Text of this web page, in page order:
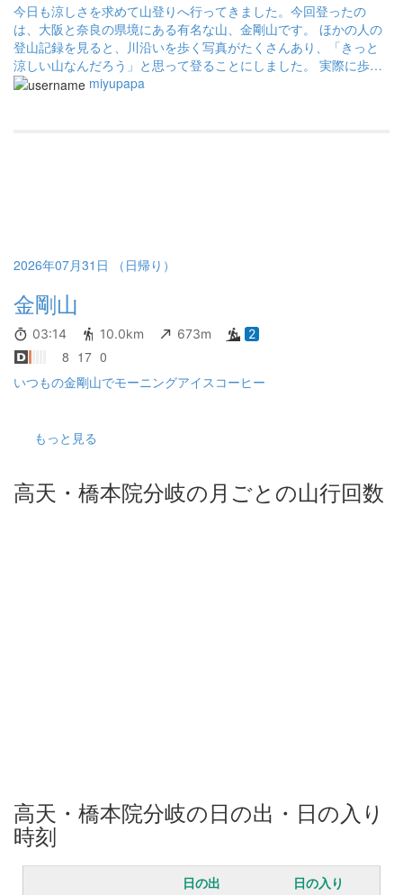
今日も涼しさを求めて山登りへ行ってきました。今回登ったの
は、大阪と奈良の県境にある有名な山、金剛山です。 ほかの人の
登山記録を見ると、川沿いを歩く写真がたくさんあり、「きっと
涼しい山なんだろう」と思って登ることにしました。 実際に歩い
てみると、その期待どおり、登山道はほとんどが川沿いで、ひん
良くありませんでした。 その後、 葛木神社へ向かうと、「最高地
らに登ったな」と納得。実際、神社の境内のほうが少し標高が高
く、本当の最高地点はこちらだったようです。残念ながら中には
行けない様でした。 山頂の気温は24℃ととても涼しく、この日の
平地は35℃以上の予報だったので、その温度差には驚きました。
ほうが優れているかもしれませんが、金剛山は涼しく、歩きやす
す。
miyupapa
2026年07月31日 （日帰り）
金剛山
03:14 10.0km 673m 2
8 17 0
いつもの金剛山でモーニングアイスコーヒー
もっと見る
高天・橋本院分岐の月ごとの山行回数
高天・橋本院分岐の日の出・日の入り
時刻
日の出 日の入り